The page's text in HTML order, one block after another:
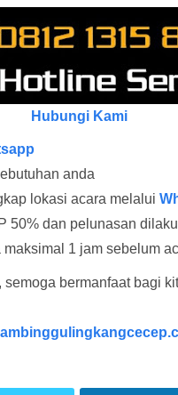
Hubungi Kami
anda
lokasi acara melalui
50% dan pelunasan
1 jam sebelum
bermanfaat bagi